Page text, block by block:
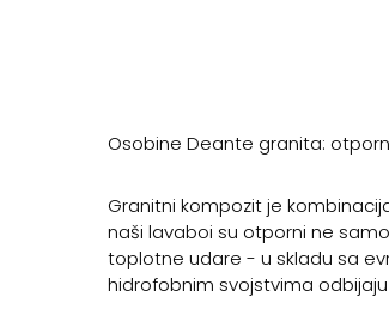
Osobine Deante granita:
Granitni kompozit je
naši lavaboi su otporni ne
toplotne udare - u skladu sa
hidrofobnim svojstvima